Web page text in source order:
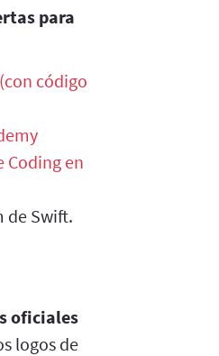
para
código
Coding en
de Swift.
oficiales
logos de